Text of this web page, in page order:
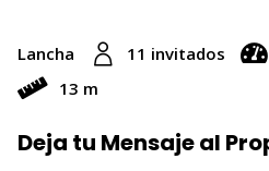
Lancha 11 invitados
13 m
Deja tu Mensaje al